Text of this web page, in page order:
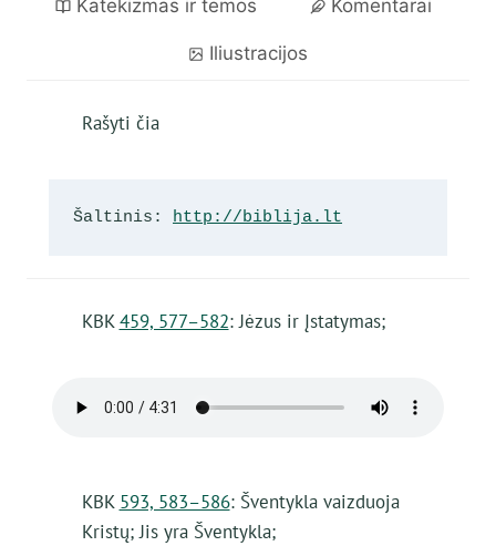
Katekizmas ir temos Komentarai
Iliustracijos
Rašyti čia
Šaltinis: http://biblija.lt
KBK459, 577–582: Jėzus ir Įstatymas;
KBK 593, 583–586: Šventykla vaizduoja
Kristų; Jis yra Šventykla;